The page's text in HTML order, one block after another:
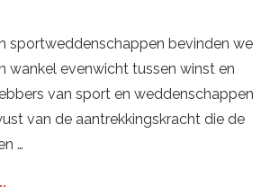
sportweddenschappen bevinden we
wankel evenwicht tussen winst en
van sport en weddenschappen
van de aantrekkingskracht die de
…